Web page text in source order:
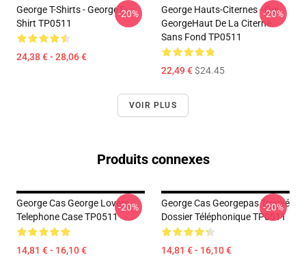
George T-Shirts - GeorgeT -
Shirt TP0511
24,38 € - 28,06 €
-20%
George Hauts-Citernes - Oui.
GeorgeHaut De La Citerne
Sans Fond TP0511
22,49 €$24.45
-20%
VOIR PLUS
Produits connexes
George Cas George Lovers
Telephone Case TP0511
14,81 € - 16,10 €
-20%
George Cas Georgepas Trouvé
Dossier Téléphonique TP0511
14,81 € - 16,10 €
-20%